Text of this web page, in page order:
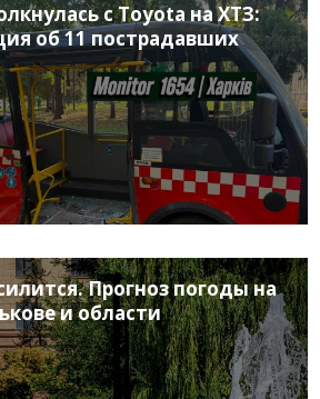
с Toyota на ХТЗ:
об 11 пострадавших
Прогноз погоды на
и области